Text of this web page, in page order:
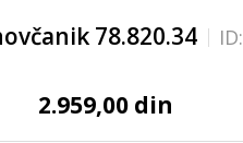
78.820.34 ID:
2.959,00 din